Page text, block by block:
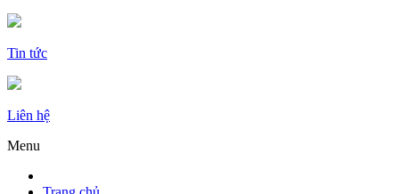
Tin tức
Liên hệ
Menu